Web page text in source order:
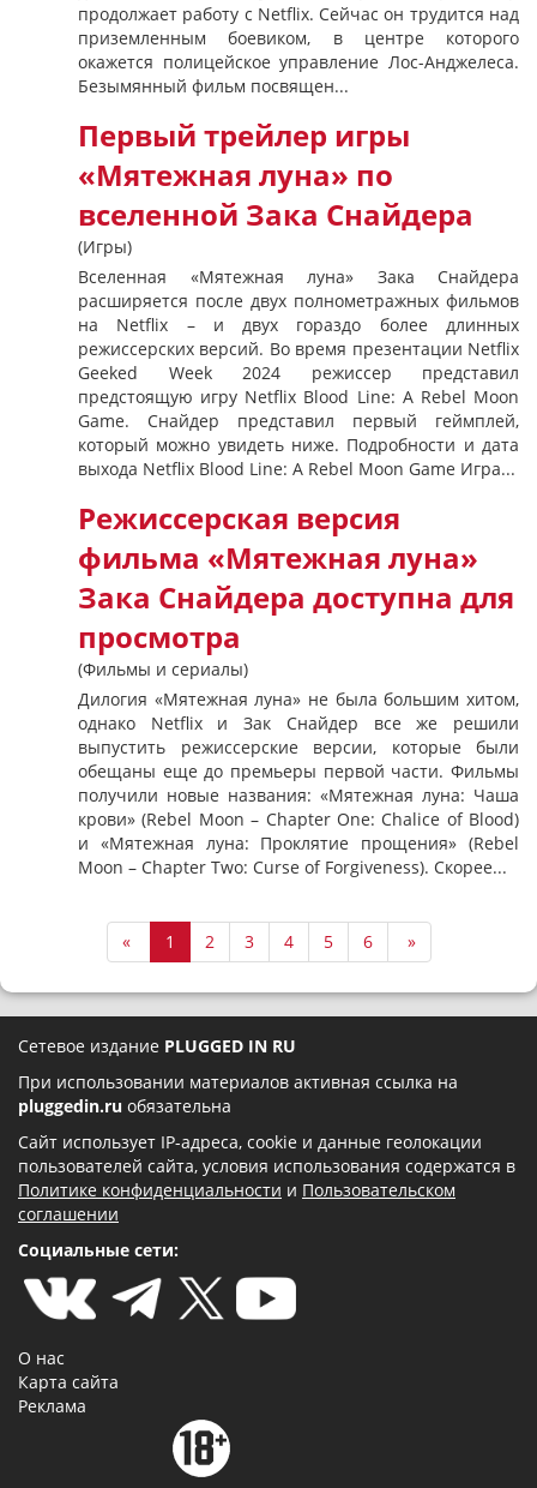
продолжает работу с Netflix. Сейчас он трудится над
приземленным боевиком, в центре которого
окажется полицейское управление Лос-Анджелеса.
Безымянный фильм посвящен...
Первый трейлер игры
«Мятежная луна» по
вселенной Зака ​​Снайдера
(Игры)
Вселенная «Мятежная луна» Зака ​​Снайдера
расширяется после двух полнометражных фильмов
на Netflix – и двух гораздо более длинных
режиссерских версий. Во время презентации Netflix
Geeked Week 2024 режиссер представил
предстоящую игру Netflix Blood Line: A Rebel Moon
Game. Снайдер представил первый геймплей,
который можно увидеть ниже. Подробности и дата
выхода Netflix Blood Line: A Rebel Moon Game Игра...
Режиссерская версия
фильма «Мятежная луна»
Зака Снайдера доступна для
просмотра
(Фильмы и сериалы)
Дилогия «Мятежная луна» не была большим хитом,
однако Netflix и Зак Снайдер все же решили
выпустить режиссерские версии, которые были
обещаны еще до премьеры первой части. Фильмы
получили новые названия: «Мятежная луна: Чаша
крови» (Rebel Moon – Chapter One: Chalice of Blood)
и «Мятежная луна: Проклятие прощения» (Rebel
Moon – Chapter Two: Curse of Forgiveness). Скорее...
« 1 2 3 4 5 6 »
Сетевое издание PLUGGED IN RU
При использовании материалов активная ссылка на
pluggedin.ru обязательна
Сайт использует IP-адреса, cookie и данные геолокации
пользователей сайта, условия использования содержатся в
Политике конфиденциальности и Пользовательском
соглашении
Социальные сети:
О нас
Карта сайта
Реклама